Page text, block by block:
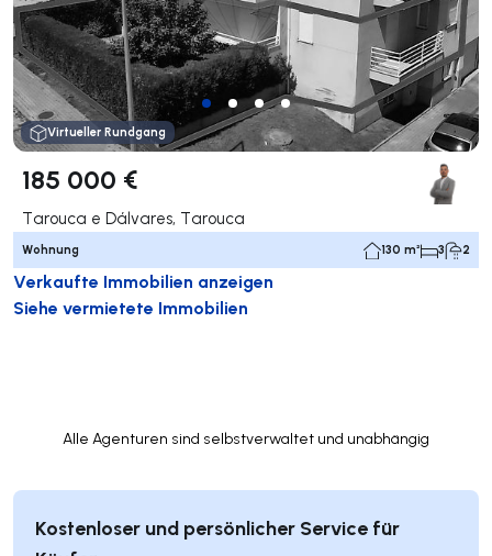
Virtueller Rundgang
185 000 €
Tarouca e Dálvares, Tarouca
Wohnung 130 m² 3 2
Verkaufte Immobilien anzeigen
Siehe vermietete Immobilien
Alle Agenturen sind selbstverwaltet und unabhängig
Kostenloser und persönlicher Service für